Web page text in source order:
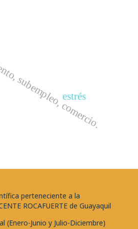
estrés
comercio.
perteneciente a la
ROCAFUERTE de Guayaquil
(Enero-Junio y Julio-Diciembre)